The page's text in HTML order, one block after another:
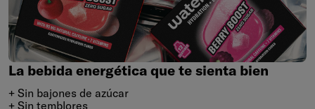
La bebida energética que te sienta bien
La bebida energética que te sienta bien
+ Sin bajones de azúcar
+ Sin temblores